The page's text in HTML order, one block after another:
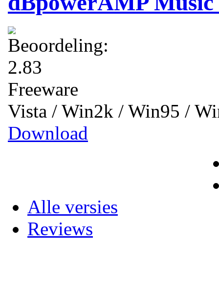
Freeware
Vista / Win2k / Win95 /
Download
Alle versies
Reviews